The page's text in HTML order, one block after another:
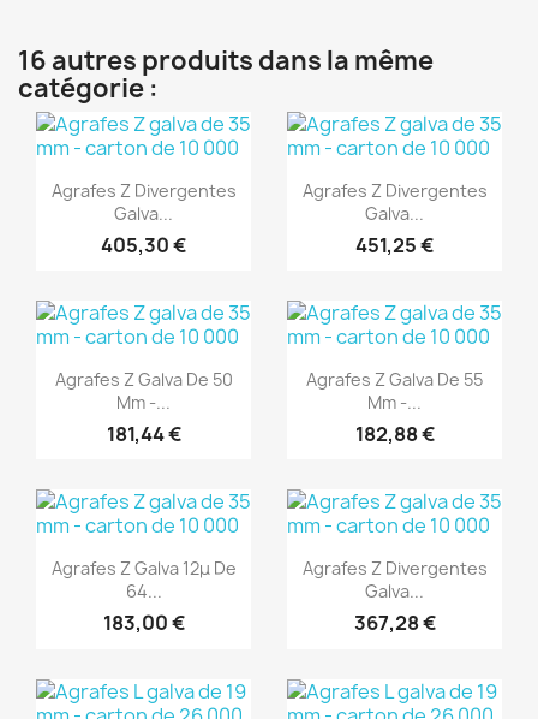
16 autres produits dans la même
catégorie :
Aperçu rapide
Agrafes Z Divergentes
Galva...
405,30 €
(1)
Aperçu rapide
Agrafes Z Divergentes
Galva...
451,25 €
(1)
Aperçu rapide
Agrafes Z Galva De 50
Mm -...
181,44 €
(1)
Aperçu rapide
Agrafes Z Galva De 55
Mm -...
182,88 €
(1)
Aperçu rapide
Agrafes Z Galva 12μ De
64...
183,00 €
(1)
Aperçu rapide
Agrafes Z Divergentes
Galva...
367,28 €
(1)
(1) (1)